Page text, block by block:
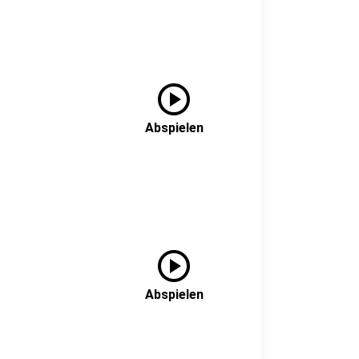
play_circle
Abspielen
play_circle
Abspielen